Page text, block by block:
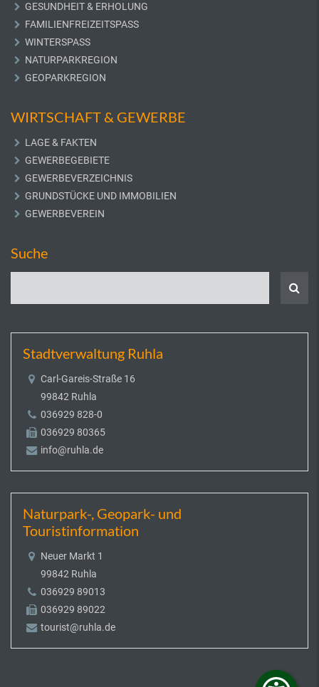
GESUNDHEIT & ERHOLUNG
FAMILIENFREIZEITSPASS
WINTERSPASS
NATURPARKREGION
GEOPARKREGION
WIRTSCHAFT & GEWERBE
LAGE & FAKTEN
GEWERBEGEBIETE
GEWERBEVERZEICHNIS
GRUNDSTÜCKE UND IMMOBILIEN
GEWERBEVEREIN
Suche
Stadtverwaltung Ruhla
Carl-Gareis-Straße 16
99842 Ruhla
036929 828-0
036929 80365
info@ruhla.de
Naturpark-, Geopark- und
Touristinformation
Neuer Markt 1
99842 Ruhla
036929 89013
036929 89022
tourist@ruhla.de